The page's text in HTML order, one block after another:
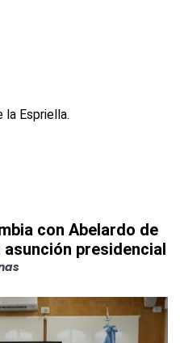
con Abelardo de
presidencial